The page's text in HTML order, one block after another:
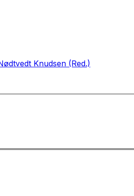
Knudsen (Red.)